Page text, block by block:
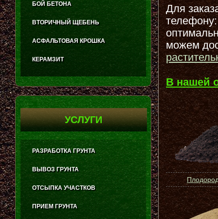
Для
можем
В нашей
БОЙ БЕТОНА
ВТОРИЧНЫЙ ЩЕБЕНЬ
АСФАЛЬТОВАЯ КРОШКА
КЕРАМЗИТ
УСЛУГИ
РАЗРАБОТКА ГРУНТА
ВЫВОЗ ГРУНТА
ОТСЫПКА УЧАСТКОВ
ПРИЕМ ГРУНТА